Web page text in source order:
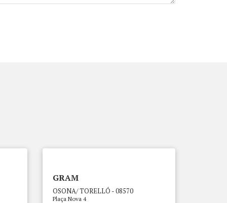
GRAM
OSONA/ TORELLÓ - 08570
Plaça Nova 4